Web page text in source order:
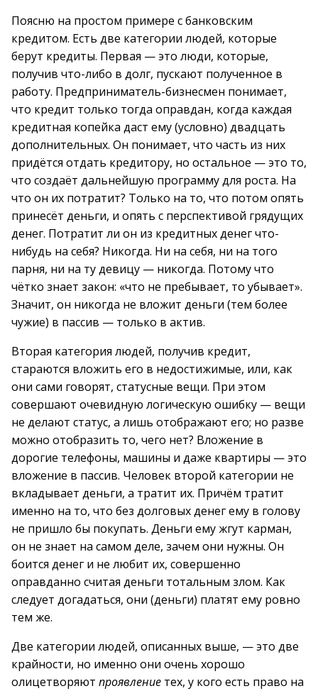
Поясню на простом примере с банковским
кредитом. Есть две категории людей, которые
берут кредиты. Первая — это люди, которые,
получив что-либо в долг, пускают полученное в
работу. Предприниматель-бизнесмен понимает,
что кредит только тогда оправдан, когда каждая
кредитная копейка даст ему (условно) двадцать
дополнительных. Он понимает, что часть из них
придётся отдать кредитору, но остальное — это то,
что создаёт дальнейшую программу для роста. На
что он их потратит? Только на то, что потом опять
принесёт деньги, и опять с перспективой грядущих
денег. Потратит ли он из кредитных денег что-
нибудь на себя? Никогда. Ни на себя, ни на того
парня, ни на ту девицу — никогда. Потому что
чётко знает закон: «что не пребывает, то убывает».
Значит, он никогда не вложит деньги (тем более
чужие) в пассив — только в актив.
Вторая категория людей, получив кредит,
стараются вложить его в недостижимые, или, как
они сами говорят, статусные вещи. При этом
совершают очевидную логическую ошибку — вещи
не делают статус, а лишь отображают его; но разве
можно отобразить то, чего нет? Вложение в
дорогие телефоны, машины и даже квартиры — это
вложение в пассив. Человек второй категории не
вкладывает деньги, а тратит их. Причём тратит
именно на то, что без долговых денег ему в голову
не пришло бы покупать. Деньги ему жгут карман,
он не знает на самом деле, зачем они нужны. Он
боится денег и не любит их, совершенно
оправданно считая деньги тотальным злом. Как
следует догадаться, они (деньги) платят ему ровно
тем же.
Две категории людей, описанных выше, — это две
крайности, но именно они очень хорошо
олицетворяют проявление тех, у кого есть право на